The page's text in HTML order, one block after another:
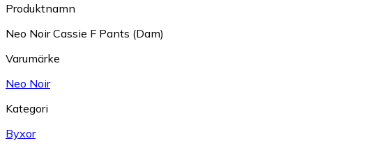
Produktnamn
Neo Noir Cassie F Pants (Dam)
Varumärke
Neo Noir
Kategori
Byxor